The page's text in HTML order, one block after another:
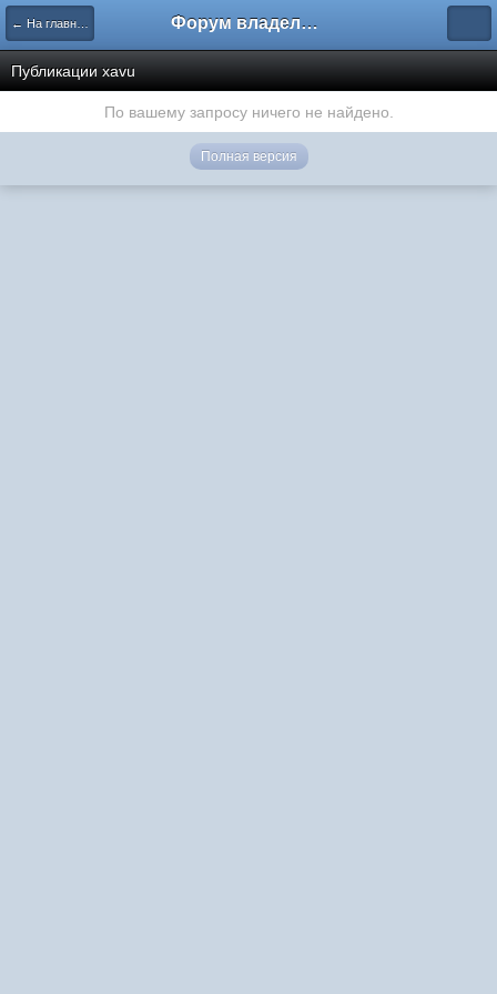
← На главную Форум владельцев интернет-магазинов
Публикации xavu
По вашему запросу ничего не найдено.
Полная версия